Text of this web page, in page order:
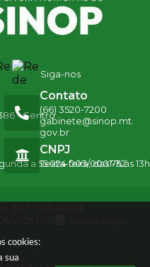
cookies:
sua
Siga-nos
- Centro
Contato
(66) 3520-7200
gabinete@sinop.mt.
gov.br
a Sexta-feira, das 7h às 13h
CNPJ
15.024.003/0001-32